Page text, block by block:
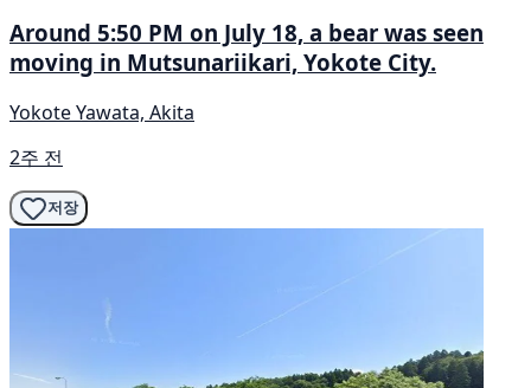
Around 5:50 PM on July 18, a bear was seen
moving in Mutsunariikari, Yokote City.
Yokote Yawata, Akita
2주 전
저장